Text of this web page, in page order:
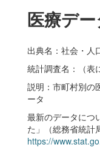
医療デー
出典名：社会・
統計調査名：（表
説明：市町村別の
ータ
最新のデータにつ
た」（総務省統計
https://